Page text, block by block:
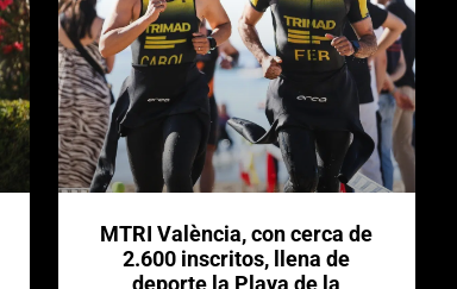
MTRI València, con cerca de
2.600 inscritos, llena de
deporte la Playa de la